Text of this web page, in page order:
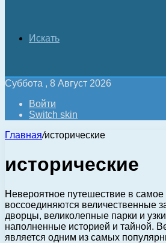
Искать
Суббота , 8 Август 2026
Войти
Switch skin
Главная/исторические
исторические
Невероятное путешествие в
воссоединяются величественные
дворцы, великолепные парки и
наполненные историей и тайной.
является одним из самых